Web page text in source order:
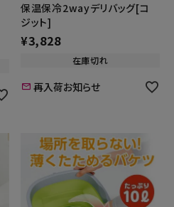
保温保冷2wayデリバッグ[コ
ジット]
¥3,828
在庫切れ
再入荷お知らせ